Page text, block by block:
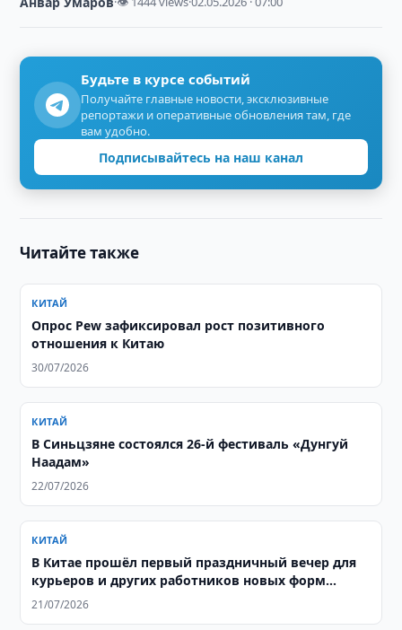
Будьте в курсе событий
Получайте главные новости, эксклюзивные
репортажи и оперативные обновления там, где
вам удобно.
Подписывайтесь на наш канал
Читайте также
КИТАЙ
Опрос Pew зафиксировал рост позитивного
отношения к Китаю
30/07/2026
КИТАЙ
В Синьцзяне состоялся 26-й фестиваль «Дунгуй
Наадам»
22/07/2026
КИТАЙ
В Китае прошёл первый праздничный вечер для
курьеров и других работников новых форм
занятости
21/07/2026